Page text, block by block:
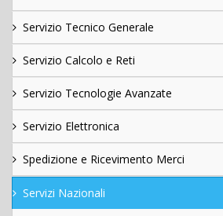
Servizio Tecnico Generale
Servizio Calcolo e Reti
Servizio Tecnologie Avanzate
Servizio Elettronica
Spedizione e Ricevimento Merci
Servizi Nazionali